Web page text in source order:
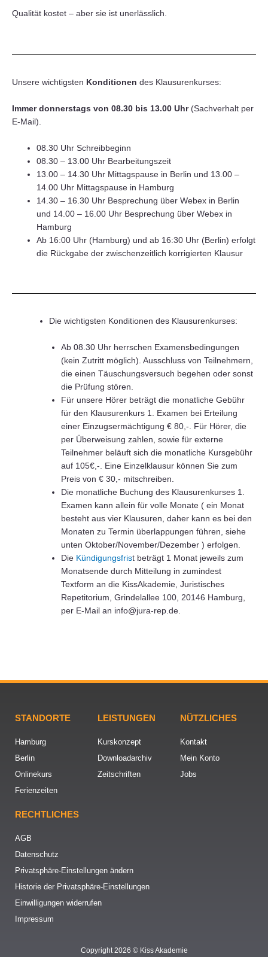
Qualität kostet – aber sie ist unerlässlich.
Unsere wichtigsten Konditionen des Klausurenkurses:
Immer donnerstags von 08.30 bis 13.00 Uhr(Sachverhalt per
E-Mail).
08.30 Uhr Schreibbeginn
08.30 – 13.00 Uhr Bearbeitungszeit
13.00 – 14.30 Uhr Mittagspause in Berlin und 13.00 –
14.00 Uhr Mittagspause in Hamburg
14.30 – 16.30 Uhr Besprechung über Webex in Berlin
und 14.00 – 16.00 Uhr Besprechung über Webex in
Hamburg
Ab 16:00 Uhr (Hamburg) und ab 16:30 Uhr (Berlin) erfolgt
die Rückgabe der zwischenzeitlich korrigierten Klausur
Die wichtigsten Konditionen des Klausurenkurses:
Ab 08.30 Uhr herrschen Examensbedingungen
(kein Zutritt möglich). Ausschluss von Teilnehmern,
die einen Täuschungsversuch begehen oder sonst
die Prüfung stören.
Für unsere Hörer beträgt die monatliche Gebühr
für den Klausurenkurs 1. Examen bei Erteilung
einer Einzugsermächtigung € 80,-. Für Hörer, die
per Überweisung zahlen, sowie für externe
Teilnehmer beläuft sich die monatliche Kursgebühr
auf 105€,-. Eine Einzelklausur können Sie zum
Preis von € 30,- mitschreiben.
Die monatliche Buchung des Klausurenkurses 1.
Examen kann allein für volle Monate ( ein Monat
besteht aus vier Klausuren, daher kann es bei den
Monaten zu Termin überlappungen führen, siehe
unten Oktober/November/Dezember ) erfolgen.
Die Kündigungsfrist beträgt 1 Monat jeweils zum
Monatsende durch Mitteilung in zumindest
Textform an die KissAkademie, Juristisches
Repetitorium, Grindelallee 100, 20146 Hamburg,
per E-Mail an info@jura-rep.de.
STANDORTE
Hamburg
Berlin
Onlinekurs
Ferienzeiten
LEISTUNGEN
Kurskonzept
Downloadarchiv
Zeitschriften
NÜTZLICHES
Kontakt
Mein Konto
Jobs
RECHTLICHES
AGB
Datenschutz
Privatsphäre-Einstellungen ändern
Historie der Privatsphäre-Einstellungen
Einwilligungen widerrufen
Impressum
Copyright 2026 © Kiss Akademie